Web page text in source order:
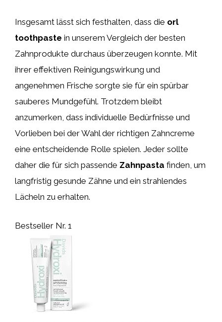
Insgesamt lässt sich festhalten, dass die orl
toothpaste in unserem Vergleich der besten
Zahnprodukte durchaus überzeugen konnte. Mit
ihrer effektiven Reinigungswirkung und
angenehmen Frische sorgte sie für ein spürbar
sauberes Mundgefühl. Trotzdem bleibt
anzumerken, dass individuelle Bedürfnisse und
Vorlieben bei der Wahl der richtigen Zahncreme
eine entscheidende Rolle spielen. Jeder sollte
daher die für sich passende Zahnpasta finden, um
langfristig gesunde Zähne und ein strahlendes
Lächeln zu erhalten.
Bestseller Nr. 1